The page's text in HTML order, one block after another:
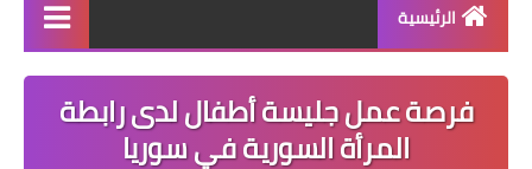
الرئيسية
القائمة
مناقصات
فرصة عمل جليسة أطفال لدى رابطة
المرأة السورية في سوريا